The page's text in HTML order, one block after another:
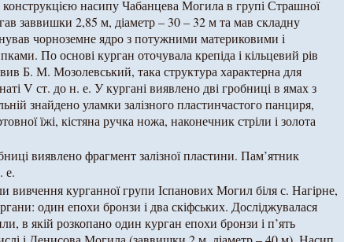
конструкцією насипу Чабанцева Могила в групі Страшної
заввишки 2,85 м, діаметр – 30 – 32 м та мав складну
чорноземне ядро з потужними материковими і
По основі курган оточувала крепіда і кільцевий рів
Б. М. Мозолевський, така структура характерна для
V ст. до н. е. У кургані виявлено дві гробниці в ямах з
знайдено уламки залізного пластинчастого панциря,
їжі, кістяна ручка ножа, наконечник стріли і золота
виявлено фрагмент залізної пластини. Пам’ятник
е.
вивчення курганної групи Іспанових Могил біля с. Нагірне,
один епохи бронзи і два скіфських. Досліджувалася
в якій розкопано один курган епохи бронзи і п’ять